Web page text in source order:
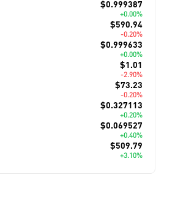
$0.999387
+0.00%
$590.94
-0.20%
$0.999633
+0.00%
$1.01
-2.90%
$73.23
-0.20%
$0.327113
+0.20%
$0.069527
+0.40%
$509.79
+3.10%